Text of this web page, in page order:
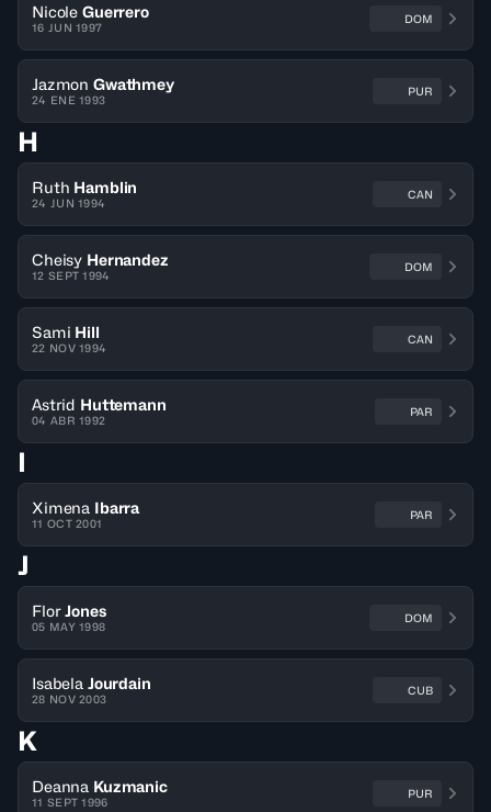
Nicole Guerrero
16 JUN 1997
DOM
Jazmon Gwathmey
24 ENE 1993
PUR
H
Ruth Hamblin
24 JUN 1994
CAN
Cheisy Hernandez
12 SEPT 1994
DOM
Sami Hill
22 NOV 1994
CAN
Astrid Huttemann
04 ABR 1992
PAR
I
Ximena Ibarra
11 OCT 2001
PAR
J
Flor Jones
05 MAY 1998
DOM
Isabela Jourdain
28 NOV 2003
CUB
K
Deanna Kuzmanic
11 SEPT 1996
PUR